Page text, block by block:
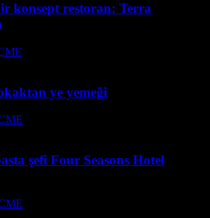
konsept restoran: Terra
ye yemeği
şefi Four Seasons Hotel